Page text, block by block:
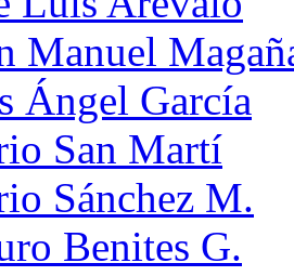
Manuel
Ángel García
San Martí
Sánchez M.
Benites G.